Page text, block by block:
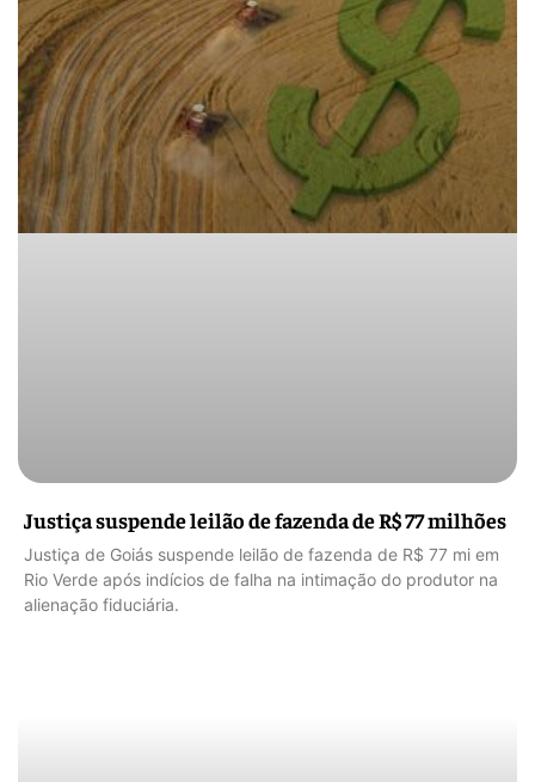
Justiça suspende leilão de fazenda de R$ 77 milhões
Justiça de Goiás suspende leilão de fazenda de R$ 77 mi em
Rio Verde após indícios de falha na intimação do produtor na
alienação fiduciária.